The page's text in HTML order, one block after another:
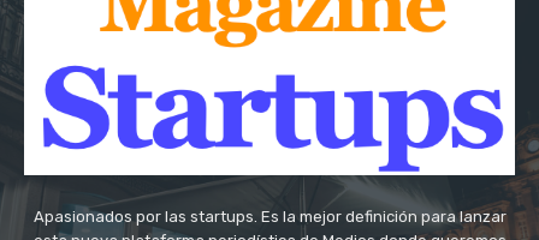
Apasionados por las startups. Es la mejor definición para lanzar